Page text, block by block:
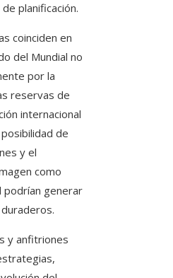
planificación.
coinciden en
del Mundial no
por la
reservas de
internacional
de
y el
como
generar
y anfitriones